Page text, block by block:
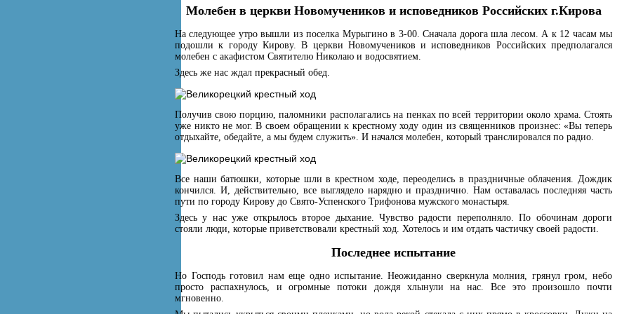
Молебен в церкви Новомучеников и исповедников Российских г.Кирова
На следующее утро вышли из поселка Мурыгино в 3-00. Сначала дорога шла лесом. А к 12 часам мы
подошли к городу Кирову. В церкви Новомучеников и исповедников Российских предполагался
молебен с акафистом Святителю Николаю и водосвятием.
Здесь же нас ждал прекрасный обед.
Получив свою порцию, паломники располагались на пенках по всей территории около храма. Стоять
уже никто не мог. В своем обращении к крестному ходу один из священников произнес: «Вы теперь
отдыхайте, обедайте, а мы будем служить». И начался молебен, который транслировался по радио.
Все наши батюшки, которые шли в крестном ходе, переоделись в праздничные облачения. Дождик
кончился. И, действительно, все выглядело нарядно и празднично. Нам оставалась последняя часть
пути по городу Кирову до Свято-Успенского Трифонова мужского монастыря.
Здесь у нас уже открылось второе дыхание. Чувство радости переполняло. По обочинам дороги
стояли люди, которые приветствовали крестный ход. Хотелось и им отдать частичку своей радости.
Последнее испытание
Но Господь готовил нам еще одно испытание. Неожиданно сверкнула молния, грянул гром, небо
просто распахнулось, и огромные потоки дождя хлынули на нас. Все это произошло почти
мгновенно.